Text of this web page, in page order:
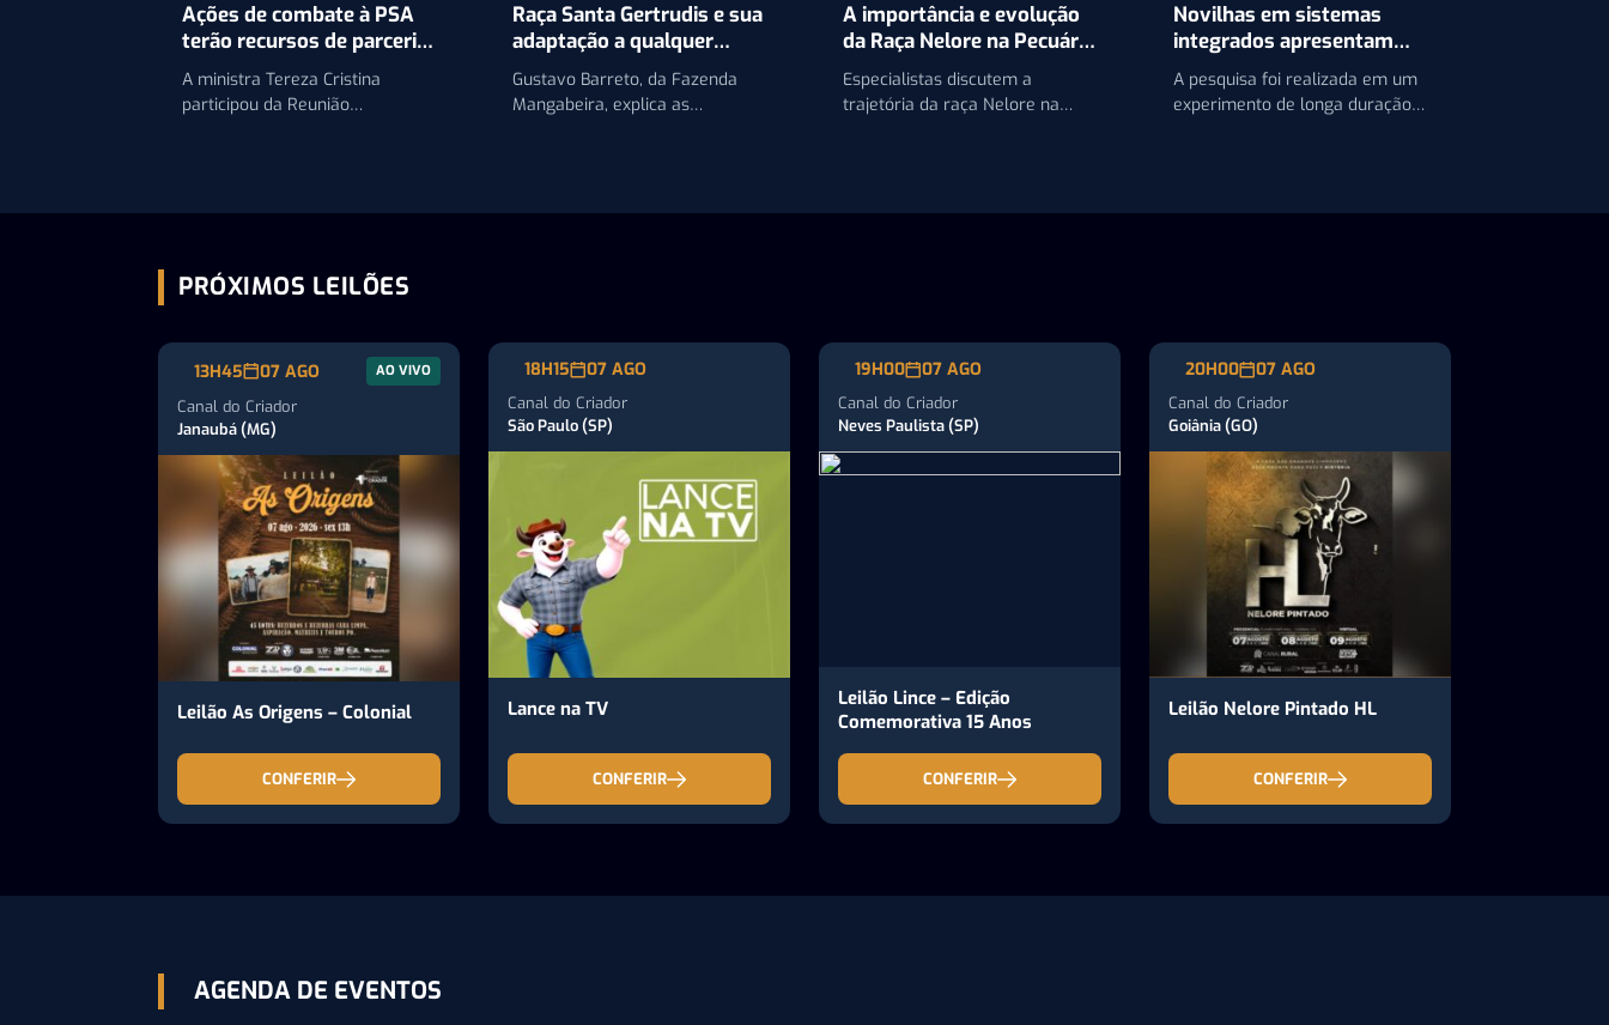
Ações de combate à PSA
terão recursos de parceria
internacional
A ministra Tereza Cristina
participou da Reunião
Raça Santa Gertrudis e sua
adaptação a qualquer
bioma
Gustavo Barreto, da Fazenda
Mangabeira, explica as
A importância e evolução
da Raça Nelore na Pecuária
Brasileira
Especialistas discutem a
trajetória da raça Nelore na
Novilhas em sistemas
integrados apresentam
melhor precocidade sexual
A pesquisa foi realizada em um
experimento de longa duração
PRÓXIMOS LEILÕES
13H45 07 AGO AO VIVO
Canal do Criador
Janaubá (MG)
Leilão As Origens – Colonial
CONFERIR
18H15 07 AGO
Canal do Criador
São Paulo (SP)
Lance na TV
CONFERIR
19H00 07 AGO
Canal do Criador
Neves Paulista (SP)
Leilão Lince – Edição
Comemorativa 15 Anos
CONFERIR
20H00 07 AGO
Canal do Criador
Goiânia (GO)
Leilão Nelore Pintado HL
CONFERIR
AGENDA DE EVENTOS